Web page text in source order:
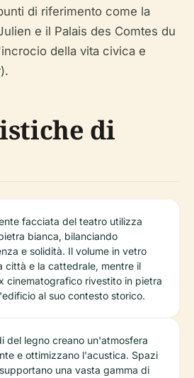
di riferimento come la
e il Palais des Comtes du
della vita civica e
di
facciata del teatro utilizza
bianca, bilanciando
e solidità. Il volume in vetro
città e la cattedrale, mentre il
cinematografico rivestito in pietra
al suo contesto storico.
del legno creano un'atmosfera
e ottimizzano l'acustica. Spazi
una vasta gamma di